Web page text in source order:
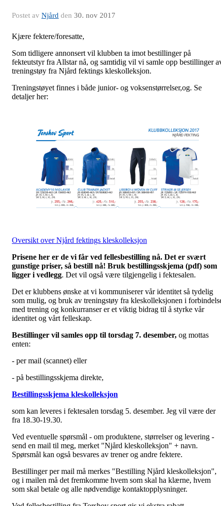
Postet av Njård den 30. nov 2017
Kjære fektere/foresatte,
Som tidligere annonsert vil klubben ta imot bestillinger på
fekteutstyr fra Allstar nå, og samtidig vil vi samle opp bestillinger
treningstøy fra Njård fektings kleskolleksjon.
Treningstøyet finnes i både junior- og voksenstørrelser,og. Se
detaljer her:
Oversikt over Njård fektings kleskolleksjon
Prisene her er de vi får ved fellesbestilling nå. Det er svært
gunstige priser, så bestill nå! Bruk bestillingsskjema (pdf) som
ligger i vedlegg. Det vil også være tilgjengelig i fektesalen.
Det er klubbens ønske at vi kommuniserer vår identitet så tydelig
som mulig, og bruk av treningstøy fra kleskolleksjonen i
med trening og konkurranser er et viktig bidrag til å styrke vår
identitet og vårt felleskap.
Bestillinger vil samles opp til torsdag 7. desember, og mottas
enten:
- per mail (scannet) eller
- på bestillingsskjema direkte,
Bestillingsskjema kleskolleksjon
som kan leveres i fektesalen torsdag 5. desember. Jeg vil være der
fra 18.30-19.30.
Ved eventuelle spørsmål - om produktene, størrelser og levering -
send en mail til meg, merket "Njård kleskolleksjon" + navn.
Spørsmål kan også besvares av trener og andre fektere.
Bestillinger per mail må merkes "Bestilling Njård kleskolleksjon",
og i mailen må det fremkomme hvem som skal ha klærne, hvem
som skal betale og alle nødvendige kontaktopplysninger.